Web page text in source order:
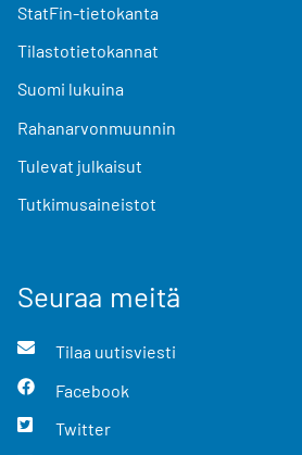
StatFin-tietokanta
Tilastotietokannat
Suomi lukuina
Rahanarvonmuunnin
Tulevat julkaisut
Tutkimusaineistot
Seuraa meitä
Tilaa uutisviesti
Facebook
Twitter